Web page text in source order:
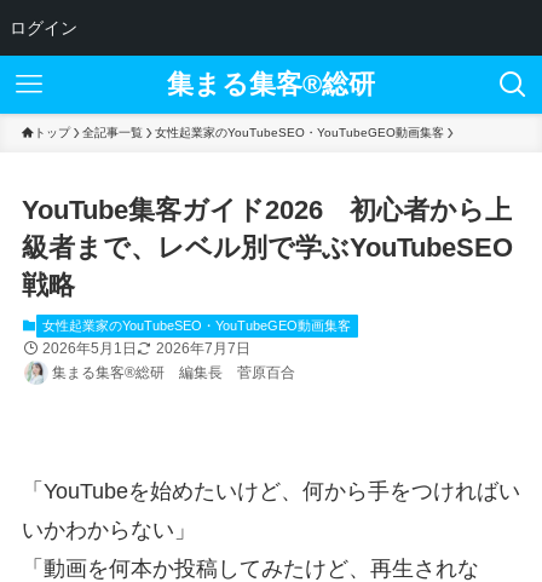
ログイン
集まる集客®︎総研
トップ 全記事一覧 女性起業家のYouTubeSEO・YouTubeGEO動画集客
YouTube集客ガイド2026 初心者から上
級者まで、レベル別で学ぶYouTubeSEO
戦略
女性起業家のYouTubeSEO・YouTubeGEO動画集客
2026年5月1日
2026年7月7日
集まる集客®総研 編集長 菅原百合
「YouTubeを始めたいけど、何から手をつければい
いかわからない」
「動画を何本か投稿してみたけど、再生されな